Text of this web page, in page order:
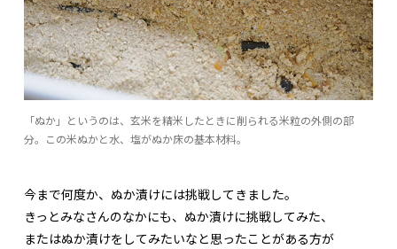
「ぬか」というのは、玄米を精米したときに削られる米粒の外側の部
分。この米ぬかと水、塩がぬか床の基本材料。
今まで何度か、ぬか漬けには挑戦してきました。
きっとみなさんのなかにも、ぬか漬けに挑戦してみた、
またはぬか漬けをしてみたいなと思ったことがある方が